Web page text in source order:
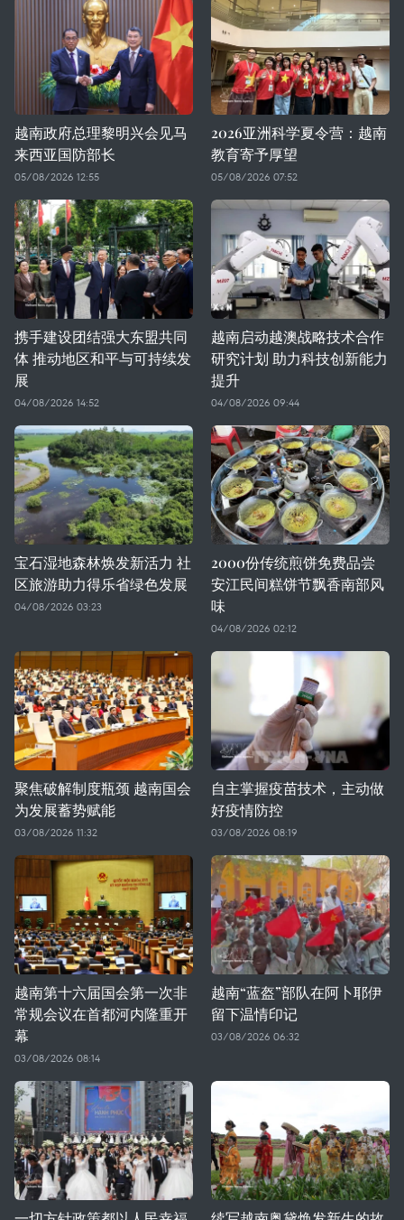
越南政府总理黎明兴会见马
来西亚国防部长
05/08/2026 12:55
2026亚洲科学夏令营：越南
教育寄予厚望
05/08/2026 07:52
携手建设团结强大东盟共同
体 推动地区和平与可持续发
展
04/08/2026 14:52
越南启动越澳战略技术合作
研究计划 助力科技创新能力
提升
04/08/2026 09:44
宝石湿地森林焕发新活力 社
区旅游助力得乐省绿色发展
04/08/2026 03:23
2000份传统煎饼免费品尝
安江民间糕饼节飘香南部风
味
04/08/2026 02:12
聚焦破解制度瓶颈 越南国会
为发展蓄势赋能
03/08/2026 11:32
自主掌握疫苗技术，主动做
好疫情防控
03/08/2026 08:19
越南第十六届国会第一次非
常规会议在首都河内隆重开
幕
03/08/2026 08:14
越南“蓝盔”部队在阿卜耶伊
留下温情印记
03/08/2026 06:32